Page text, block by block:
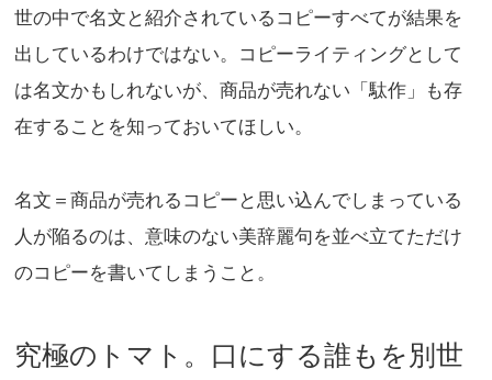
世の中で名文と紹介されているコピーすべてが結果を
出しているわけではない。コピーライティングとして
は名文かもしれないが、商品が売れない「駄作」も存
在することを知っておいてほしい。
名文＝商品が売れるコピーと思い込んでしまっている
人が陥るのは、意味のない美辞麗句を並べ立てただけ
のコピーを書いてしまうこと。
究極のトマト。口にする誰もを別世